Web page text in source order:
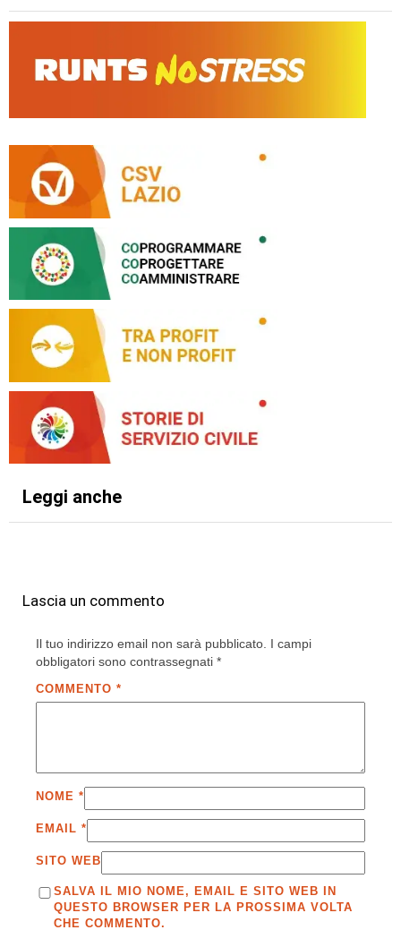
Leggi anche
Lascia un commento
Il tuo indirizzo email non sarà pubblicato. I campi
obbligatori sono contrassegnati *
COMMENTO *
NOME *
EMAIL *
SITO WEB
SALVA IL MIO NOME, EMAIL E SITO WEB IN
QUESTO BROWSER PER LA PROSSIMA VOLTA
CHE COMMENTO.